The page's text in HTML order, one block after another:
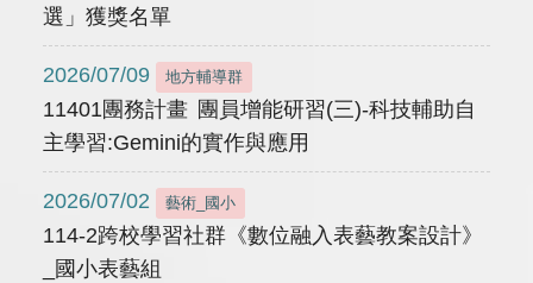
選」獲獎名單
2026/07/09 地方輔導群
11401團務計畫 團員增能研習(三)-科技輔助自
主學習:Gemini的實作與應用
2026/07/02 藝術_國小
114-2跨校學習社群《數位融入表藝教案設計》
_國小表藝組